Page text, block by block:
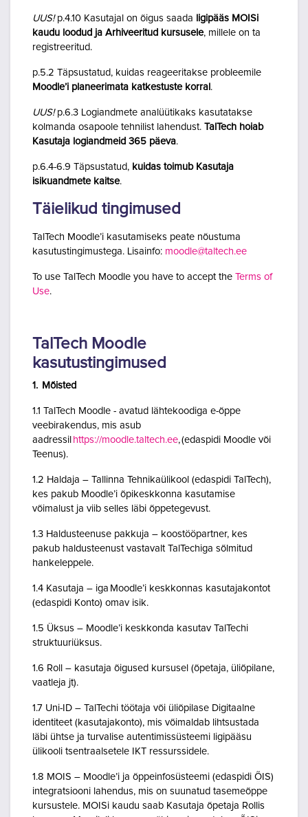
UUS!p.4.10 Kasutajal on õigus saada ligipääs MOISi
kaudu loodud ja Arhiveeritud kursusele, millele on ta
registreeritud.
p.5.2 Täpsustatud, kuidas reageeritakse probleemile
Moodle’i planeerimata katkestuste korral .
UUS!p.6.3 Logiandmete analüütikaks kasutatakse
kolmanda osapoole tehnilist lahendust. TalTech hoiab
Kasutaja logiandmeid 365 päeva.
p.6.4-6.9 Täpsustatud, kuidas toimub Kasutaja
isikuandmete kaitse.
Täielikud tingimused
TalTech Moodle’i kasutamiseks peate nõustuma
kasutustingimustega. Lisainfo: moodle@taltech.ee
To use TalTech Moodle you have to accept the Terms of
Use.
TalTech Moodle
kasutustingimused
1. Mõisted
1.1 TalTech Moodle - avatud lähtekoodiga e-õppe
veebirakendus, mis asub
aadressil https://moodle.taltech.ee, (edaspidi Moodle või
Teenus).
1.2 Haldaja – Tallinna Tehnikaülikool (edaspidi TalTech),
kes pakub Moodle’i õpikeskkonna kasutamise
võimalust ja viib selles läbi õppetegevust.
1.3 Haldusteenuse pakkuja – koostööpartner, kes
pakub haldusteenust vastavalt TalTechiga sõlmitud
hankeleppele.
1.4 Kasutaja – iga Moodle’i keskkonnas kasutajakontot
(edaspidi Konto) omav isik.
1.5 Üksus – Moodle’i keskkonda kasutav TalTechi
struktuuriüksus.
1.6 Roll – kasutaja õigused kursusel (õpetaja, üliõpilane,
vaatleja jt).
1.7 Uni-ID – TalTechi töötaja või üliõpilase Digitaalne
identiteet (kasutajakonto), mis võimaldab lihtsustada
läbi ühtse ja turvalise autentimissüsteemi ligipääsu
ülikooli tsentraalsetele IKT ressurssidele.
1.8 MOIS – Moodle’i ja õppeinfosüsteemi (edaspidi ÕIS)
integratsiooni lahendus, mis on suunatud tasemeõppe
kursustele. MOISi kaudu saab Kasutaja õpetaja Rollis